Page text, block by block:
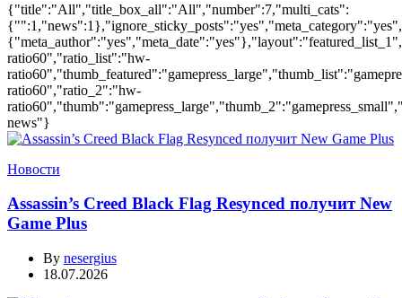
{"title":"All","title_box_all":"All","number":7,"multi_cats":
ratio60","ratio_list":"hw-
ratio60","ratio_2":"hw-
news"}
Новости
Assassin’s Creed Black Flag Resynced получит New
Game Plus
By nesergius
18.07.2026